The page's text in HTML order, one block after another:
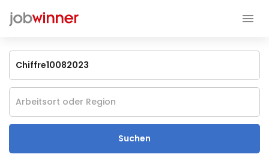
Suchen